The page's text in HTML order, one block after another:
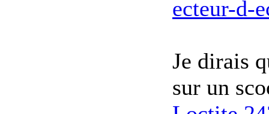
ecteur-d-
Je dirais
sur un